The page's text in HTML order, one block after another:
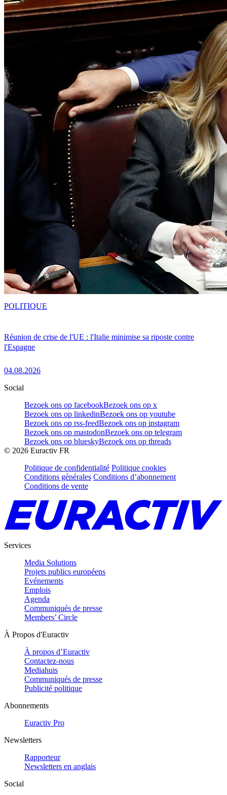
Réunion de crise de l'UE : l'Italie minimise sa riposte contre
l'Espagne
04.08.2026
POLITIQUE
Social
Bezoek ons op facebookBezoek ons op x
Bezoek ons op linkedinBezoek ons op youtube
Bezoek ons op rss-feedBezoek ons op instagram
Bezoek ons op mastodonBezoek ons op telegram
Bezoek ons op blueskyBezoek ons op threads
© 2026 Euractiv FR
Politique de confidentialité Politique cookies
Conditions générales Conditions d’abonnement
Conditions de vente
Services
Media Solutions
Projets publics européens
Evénements
Emplois
Agenda
Communiqués de presse
Members’ Circle
À Propos d'Euractiv
À propos d’Euractiv
Contactez-nous
Mediahuis
Communiqués de presse
Publicité politique
Abonnements
Euractiv Pro
Newsletters
Rapporteur
Newsletters en anglais
Social